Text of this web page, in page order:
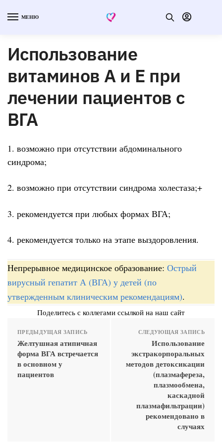
МЕНЮ
Использование
витаминов А и Е при
лечении пациентов с
ВГА
1. возможно при отсутствии абдоминального
синдрома;
2. возможно при отсутствии синдрома холестаза;+
3. рекомендуется при любых формах ВГА;
4. рекомендуется только на этапе выздоровления.
Непрерывное медицинское образование: Острый
вирусный гепатит А (ВГА) у детей (по
утвержденным клиническим рекомендациям).
Поделитесь с коллегами ссылкой на наш сайт
ПРЕДЫДУЩАЯ ЗАПИСЬ
Желтушная атипичная
форма ВГА встречается
в основном у
пациентов
СЛЕДУЮЩАЯ ЗАПИСЬ
Использование
экстракорпоральных
методов детоксикации
(плазмафереза,
плазмообмена,
каскадной
плазмафильтрации)
рекомендовано в
случаях